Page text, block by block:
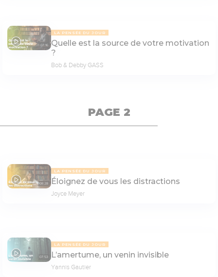
07:16
LA PENSÉE DU JOUR
Quelle est la source de votre motivation
?
Bob & Debby GASS
PAGE 2
08:28
LA PENSÉE DU JOUR
Éloignez de vous les distractions
Joyce Meyer
07:53
LA PENSÉE DU JOUR
L’amertume, un venin invisible
Yannis Gautier